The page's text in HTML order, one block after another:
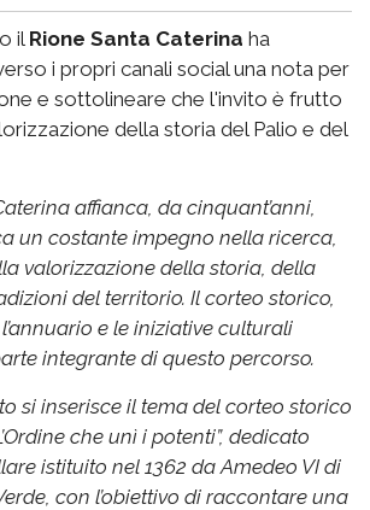
il Rione Santa Caterina ha
i propri canali social una nota per
e sottolineare che l'invito è frutto
della storia del Palio e del
affianca, da cinquant’anni,
un costante impegno nella ricerca,
valorizzazione della storia, della
del territorio. Il corteo storico,
e le iniziative culturali
integrante di questo percorso.
si inserisce il tema del corteo storico
che unì i potenti”, dedicato
istituito nel 1362 da Amedeo VI di
con l’obiettivo di raccontare una